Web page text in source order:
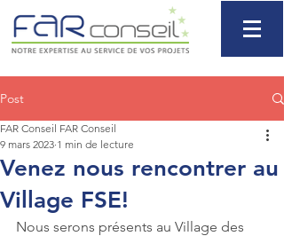
Post
Venez nous rencontrer au
Village FSE!
FAR Conseil FAR Conseil
9 mars 2023 1 min de lecture
Nous serons présents au Village des